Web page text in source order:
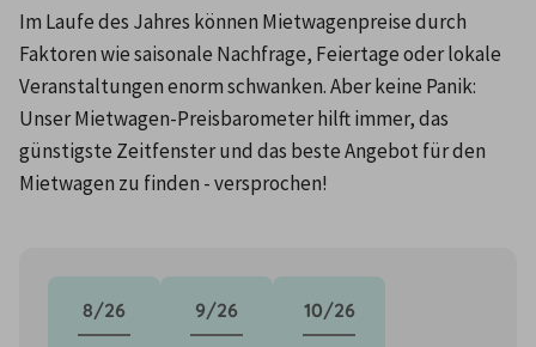
Im Laufe des Jahres können Mietwagenpreise durch
Faktoren wie saisonale Nachfrage, Feiertage oder lokale
Veranstaltungen enorm schwanken. Aber keine Panik:
Unser Mietwagen-Preisbarometer hilft immer, das
günstigste Zeitfenster und das beste Angebot für den
Mietwagen zu finden - versprochen!
8/26 9/26 10/26